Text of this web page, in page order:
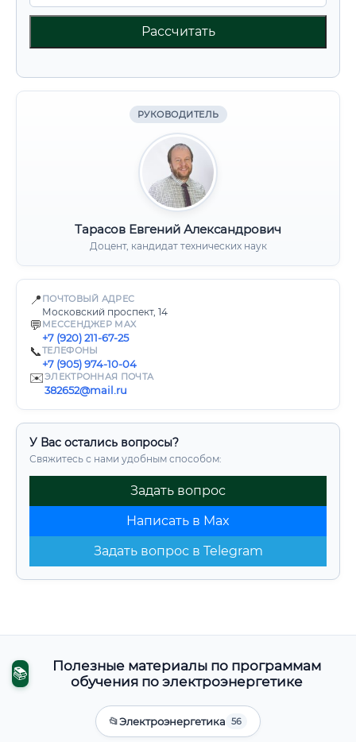
Рассчитать
РУКОВОДИТЕЛЬ
Тарасов Евгений Александрович
Доцент, кандидат технических наук
📍 ПОЧТОВЫЙ АДРЕС
Московский проспект, 14
💬 МЕССЕНДЖЕР MAX
+7 (920) 211-67-25
📞ТЕЛЕФОНЫ
+7 (905) 974-10-04
✉️ЭЛЕКТРОННАЯ ПОЧТА
382652@mail.ru
У Вас остались вопросы?
Свяжитесь с нами удобным способом:
Задать вопрос
Написать в Max
Задать вопрос в Telegram
📚
Полезные материалы по программам
обучения по электроэнергетике
📂Электроэнергетика 56